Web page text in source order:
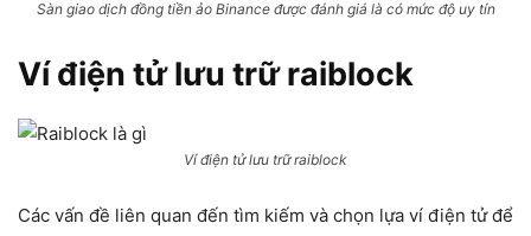
Sàn giao dịch đồng tiền ảo Binance được đánh giá là có mức độ uy tín
Ví điện tử lưu trữ raiblock
Ví điện tử lưu trữ raiblock
Các vấn đề liên quan đến tìm kiếm và chọn lựa ví điện tử để